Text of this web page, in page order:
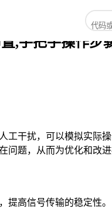
,手把手操作步
干扰，可以模拟实际
题，从而为优化和改进
提高信号传输的稳定性。